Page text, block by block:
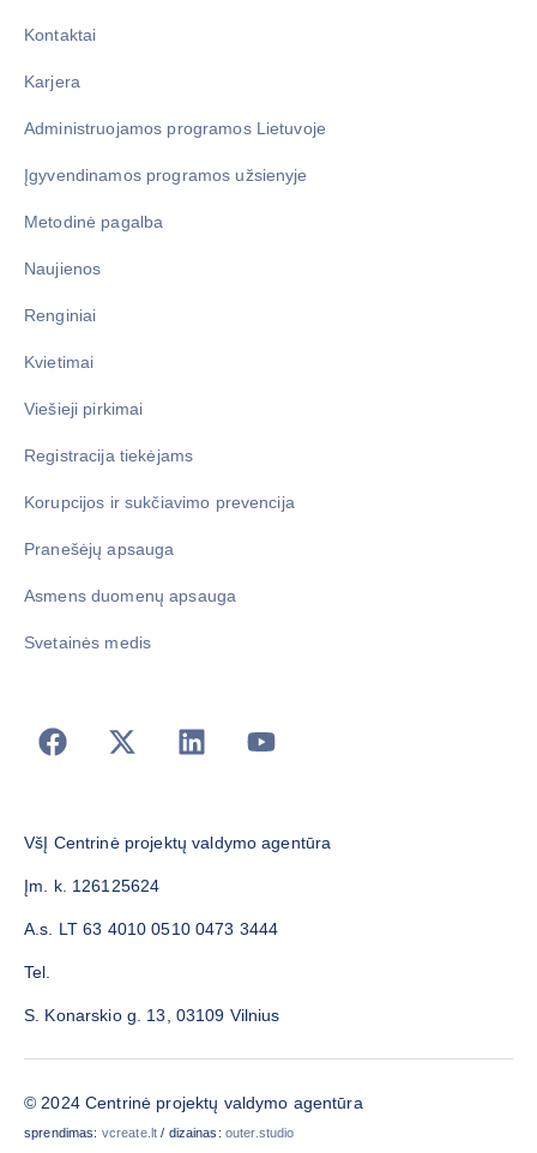
Kontaktai
Karjera
Administruojamos programos Lietuvoje
Įgyvendinamos programos užsienyje
Metodinė pagalba
Naujienos
Renginiai
Kvietimai
Viešieji pirkimai
Registracija tiekėjams
Korupcijos ir sukčiavimo prevencija
Pranešėjų apsauga
Asmens duomenų apsauga
Svetainės medis
VšĮ Centrinė projektų valdymo agentūra
Įm. k. 126125624
A.s. LT 63 4010 0510 0473 3444
Tel.
S. Konarskio g. 13, 03109 Vilnius
© 2024 Centrinė projektų valdymo agentūra
sprendimas: vcreate.lt / dizainas: outer.studio